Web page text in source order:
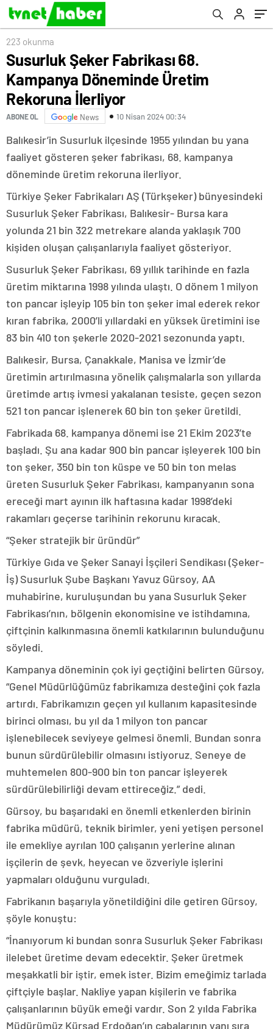
223 okunma
Susurluk Şeker Fabrikası 68.
Kampanya Döneminde Üretim
Rekoruna İlerliyor
ABONE OL News 10 Nisan 2024 00:34
Balıkesir’in Susurluk ilçesinde 1955 yılından bu yana
faaliyet gösteren şeker fabrikası, 68. kampanya
döneminde üretim rekoruna ilerliyor.
Türkiye Şeker Fabrikaları AŞ (Türkşeker) bünyesindeki
Susurluk Şeker Fabrikası, Balıkesir- Bursa kara
yolunda 21 bin 322 metrekare alanda yaklaşık 700
kişiden oluşan çalışanlarıyla faaliyet gösteriyor.
Susurluk Şeker Fabrikası, 69 yıllık tarihinde en fazla
üretim miktarına 1998 yılında ulaştı. O dönem 1 milyon
ton pancar işleyip 105 bin ton şeker imal ederek rekor
kıran fabrika, 2000’li yıllardaki en yüksek üretimini ise
83 bin 410 ton şekerle 2020-2021 sezonunda yaptı.
Balıkesir, Bursa, Çanakkale, Manisa ve İzmir’de
üretimin artırılmasına yönelik çalışmalarla son yıllarda
üretimde artış ivmesi yakalanan tesiste, geçen sezon
521 ton pancar işlenerek 60 bin ton şeker üretildi.
Fabrikada 68. kampanya dönemi ise 21 Ekim 2023’te
başladı. Şu ana kadar 900 bin pancar işleyerek 100 bin
ton şeker, 350 bin ton küspe ve 50 bin ton melas
üreten Susurluk Şeker Fabrikası, kampanyanın sona
ereceği mart ayının ilk haftasına kadar 1998’deki
rakamları geçerse tarihinin rekorunu kıracak.
“Şeker stratejik bir üründür”
Türkiye Gıda ve Şeker Sanayi İşçileri Sendikası (Şeker-
İş) Susurluk Şube Başkanı Yavuz Gürsoy, AA
muhabirine, kuruluşundan bu yana Susurluk Şeker
Fabrikası’nın, bölgenin ekonomisine ve istihdamına,
çiftçinin kalkınmasına önemli katkılarının bulunduğunu
söyledi.
Kampanya döneminin çok iyi geçtiğini belirten Gürsoy,
“Genel Müdürlüğümüz fabrikamıza desteğini çok fazla
artırdı. Fabrikamızın geçen yıl kullanım kapasitesinde
birinci olması, bu yıl da 1 milyon ton pancar
işlenebilecek seviyeye gelmesi önemli. Bundan sonra
bunun sürdürülebilir olmasını istiyoruz. Seneye de
muhtemelen 800-900 bin ton pancar işleyerek
sürdürülebilirliği devam ettireceğiz.” dedi.
Gürsoy, bu başarıdaki en önemli etkenlerden birinin
fabrika müdürü, teknik birimler, yeni yetişen personel
ile emekliye ayrılan 100 çalışanın yerlerine alınan
işçilerin de şevk, heyecan ve özveriyle işlerini
yapmaları olduğunu vurguladı.
Fabrikanın başarıyla yönetildiğini dile getiren Gürsoy,
şöyle konuştu:
“İnanıyorum ki bundan sonra Susurluk Şeker Fabrikası
ilelebet üretime devam edecektir. Şeker üretmek
meşakkatli bir iştir, emek ister. Bizim emeğimiz tarlada
çiftçiyle başlar. Nakliye yapan kişilerin ve fabrika
çalışanlarının büyük emeği vardır. Son 2 yılda Fabrika
Müdürümüz Kürşad Erdoğan’ın çabalarının yanı sıra